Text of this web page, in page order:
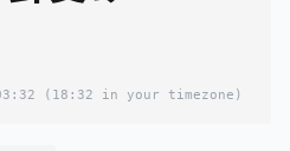
(18:32 in your timezone)